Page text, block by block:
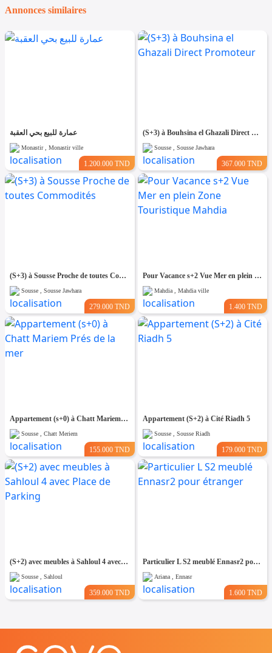
Annonces similaires
عمارة للبيع بحي العقبة
Monastir , Monastir ville
1.200.000 TND
(S+3) à Bouhsina el Ghazali Direct Promoteur
Sousse , Sousse Jawhara
367.000 TND
(S+3) à Sousse Proche de toutes Commodités
Sousse , Sousse Jawhara
279.000 TND
Pour Vacance s+2 Vue Mer en plein Zone Touristique Mahdia
Mahdia , Mahdia ville
1.400 TND
Appartement (s+0) à Chatt Mariem Prés de la mer
Sousse , Chatt Meriem
155.000 TND
Appartement (S+2) à Cité Riadh 5
Sousse , Sousse Riadh
179.000 TND
(S+2) avec meubles à Sahloul 4 avec Place de Parking
Sousse , Sahloul
359.000 TND
Particulier L S2 meublé Ennasr2 pour étranger
Ariana , Ennasr
1.600 TND